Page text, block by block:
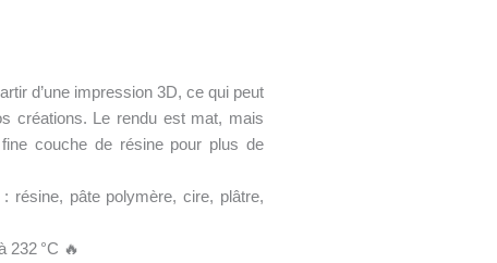
d’une impression 3D, ce qui peut
créations. Le rendu est mat, mais
couche de résine pour plus de
résine, pâte polymère, cire, plâtre,
232 °C 🔥